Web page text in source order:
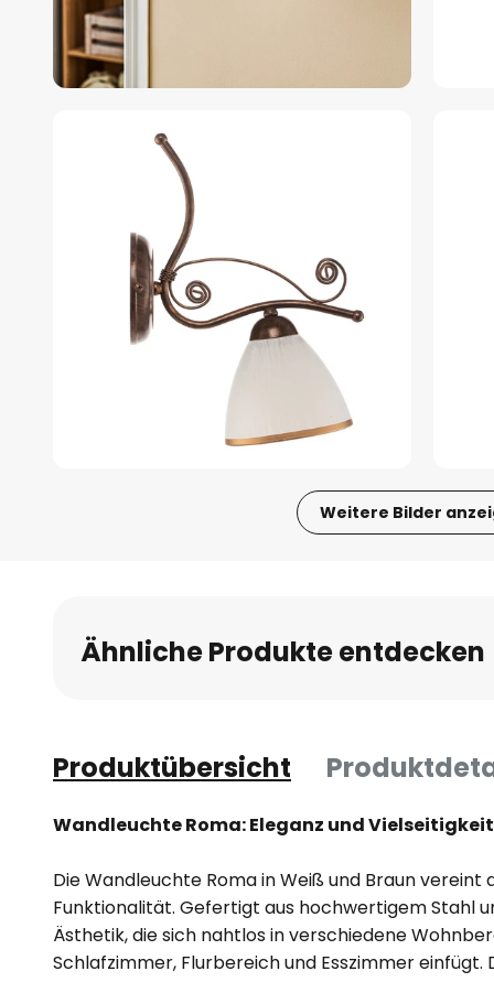
Weitere Bilder
Bildgalerie
springen
Ähnliche Produkte entdecken
Produktübersicht
Wandleuchte Roma: Eleganz und
Die Wandleuchte Roma in Weiß und Braun
Funktionalität. Gefertigt aus hochwertigem Stahl
Ästhetik, die sich nahtlos in verschiedene
Schlafzimmer, Flurbereich und Esszimmer einfügt.